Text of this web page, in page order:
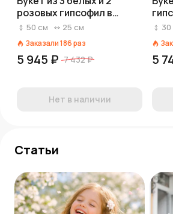
розовых гипсофил в
крафте
50 см 25 см
Заказали186раз
5 945 ₽ 7 432 ₽
Нет в наличии
30
5
Статьи